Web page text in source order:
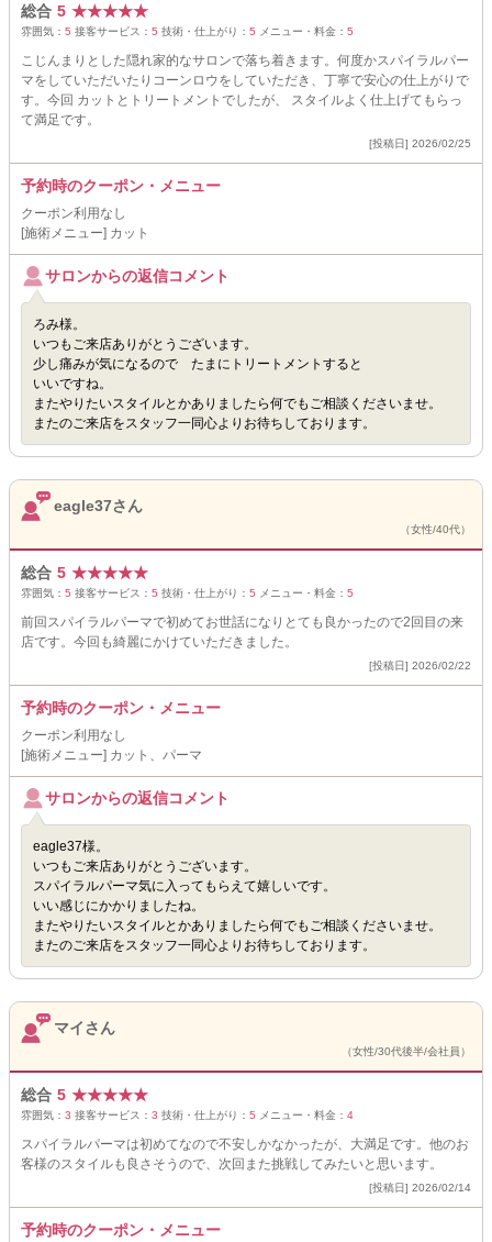
総合 5 ★★★★★
雰囲気： 5 接客サービス： 5 技術・仕上がり： 5 メニュー・料金： 5
こじんまりとした隠れ家的なサロンで落ち着きます。何度かスパイラルパー
マをしていただいたりコーンロウをしていただき、丁寧で安心の仕上がりで
す。今回 カットとトリートメントでしたが、 スタイルよく仕上げてもらっ
て満足です。
[投稿日] 2026/02/25
予約時のクーポン・メニュー
クーポン利用なし
[施術メニュー] カット
サロンからの返信コメント
ろみ様。
いつもご来店ありがとうございます。
少し痛みが気になるので たまにトリートメントすると
いいですね。
またやりたいスタイルとかありましたら何でもご相談くださいませ。
またのご来店をスタッフ一同心よりお待ちしております。
eagle37さん
（女性/40代）
総合 5 ★★★★★
雰囲気： 5 接客サービス： 5 技術・仕上がり： 5 メニュー・料金： 5
前回スパイラルパーマで初めてお世話になりとても良かったので2回目の来
店です。今回も綺麗にかけていただきました。
[投稿日] 2026/02/22
予約時のクーポン・メニュー
クーポン利用なし
[施術メニュー] カット、パーマ
サロンからの返信コメント
eagle37様。
いつもご来店ありがとうございます。
スパイラルパーマ気に入ってもらえて嬉しいです。
いい感じにかかりましたね。
またやりたいスタイルとかありましたら何でもご相談くださいませ。
またのご来店をスタッフ一同心よりお待ちしております。
マイさん
（女性/30代後半/会社員）
総合 5 ★★★★★
雰囲気： 3 接客サービス： 3 技術・仕上がり： 5 メニュー・料金： 4
スパイラルパーマは初めてなので不安しかなかったが、大満足です。他のお
客様のスタイルも良さそうので、次回また挑戦してみたいと思います。
[投稿日] 2026/02/14
予約時のクーポン・メニュー